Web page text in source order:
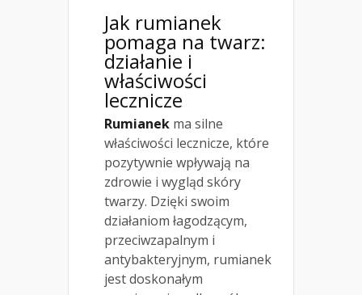
Jak rumianek
pomaga na twarz:
działanie i
właściwości
lecznicze
Rumianek ma silne
właściwości lecznicze, które
pozytywnie wpływają na
zdrowie i wygląd skóry
twarzy. Dzięki swoim
działaniom łagodzącym,
przeciwzapalnym i
antybakteryjnym, rumianek
jest doskonałym